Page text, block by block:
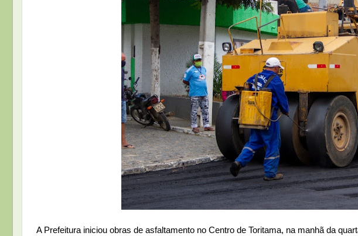
A Prefeitura iniciou obras de asfaltamento no Centro de Toritama, na manhã da